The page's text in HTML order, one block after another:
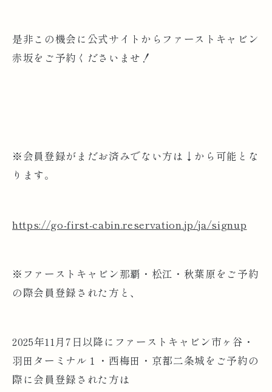
是非この機会に公式サイトからファーストキャビン
赤坂をご予約くださいませ！
※会員登録がまだお済みでない方は↓から可能とな
ります。
https://go-first-cabin.reservation.jp/ja/signup
※ファーストキャビン那覇・松江・秋葉原をご予約
の際会員登録された方と、
2025年11月7日以降にファーストキャビン市ヶ谷・
羽田ターミナル１・西梅田・京都二条城をご予約の
際に会員登録された方は